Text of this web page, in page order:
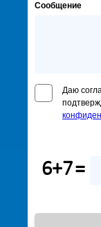
Сообщение
Даю
6+7=